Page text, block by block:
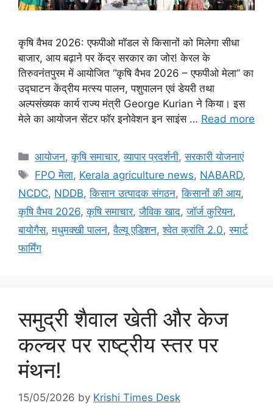
कृषि वैभव 2026: एफपीओ मॉडल से किसानों को मिलेगा सीधा
बाजार, आय बढ़ाने पर केंद्र सरकार का जोर! केरल के
तिरुवनंतपुरम में आयोजित “कृषि वैभव 2026 – एफपीओ मेला” का
उद्घाटन केंद्रीय मत्स्य पालन, पशुपालन एवं डेयरी तथा
अल्पसंख्यक कार्य राज्य मंत्री George Kurian ने किया। इस
मेले का आयोजन सेंटर फॉर इनोवेशन इन साइंस … Read more
आयोजन,कृषि समाचार,व्यापार प्रदर्शनी,सरकारी योजनाएं
FPO मेला, Kerala agriculture news, NABARD,
NCDC, NDDB,किसान उत्पादक संगठन,किसानों की आय,
कृषि वैभव 2026,कृषि समाचार,जैविक खाद,जॉर्ज कुरियन,
बायोगैस,मधुमक्खी पालन,वैल्यू एडिशन,श्वेत क्रांति 2.0,स्मार्ट
फार्मिंग
समुद्री शैवाल खेती और केज
कल्चर पर राष्ट्रीय स्तर पर
मंथन!
15/05/2026 by Krishi Times Desk